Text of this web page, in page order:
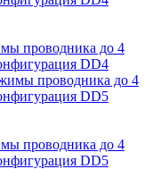
проводника до 4
DD4
проводника до 4
DD5